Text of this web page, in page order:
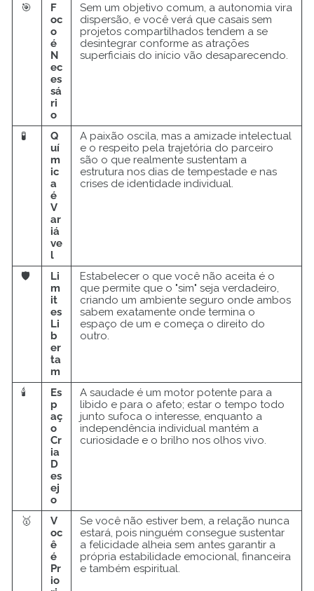
🎯
F
oc
o
é
N
ec
es
sá
ri
o
Sem um objetivo comum, a autonomia vira
dispersão, e você verá que casais sem
projetos compartilhados tendem a se
desintegrar conforme as atrações
superficiais do início vão desaparecendo.
🧪
Q
uí
m
ic
a
é
V
ar
iá
ve
l
A paixão oscila, mas a amizade intelectual
e o respeito pela trajetória do parceiro
são o que realmente sustentam a
estrutura nos dias de tempestade e nas
crises de identidade individual.
🛡️
Li
m
it
es
Li
b
er
ta
m
Estabelecer o que você não aceita é o
que permite que o "sim" seja verdadeiro,
criando um ambiente seguro onde ambos
sabem exatamente onde termina o
espaço de um e começa o direito do
outro.
🕯️
Es
p
aç
o
Cr
ia
D
es
ej
o
A saudade é um motor potente para a
libido e para o afeto; estar o tempo todo
junto sufoca o interesse, enquanto a
independência individual mantém a
curiosidade e o brilho nos olhos vivo.
🥇
V
oc
ê
é
Pr
io
Se você não estiver bem, a relação nunca
estará, pois ninguém consegue sustentar
a felicidade alheia sem antes garantir a
própria estabilidade emocional, financeira
e também espiritual.